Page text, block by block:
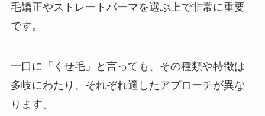
毛矯正やストレートパーマを選ぶ上で非常に重要
です。
一口に「くせ毛」と言っても、その種類や特徴は
多岐にわたり、それぞれ適したアプローチが異な
ります。